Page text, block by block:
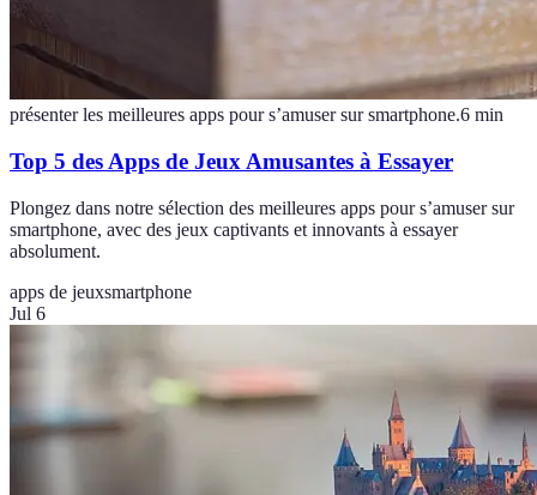
présenter les meilleures apps pour s’amuser sur smartphone.6 min
Top 5 des Apps de Jeux Amusantes à Essayer
Plongez dans notre sélection des meilleures apps pour s’amuser sur
smartphone, avec des jeux captivants et innovants à essayer
absolument.
apps de jeuxsmartphone
Jul 6